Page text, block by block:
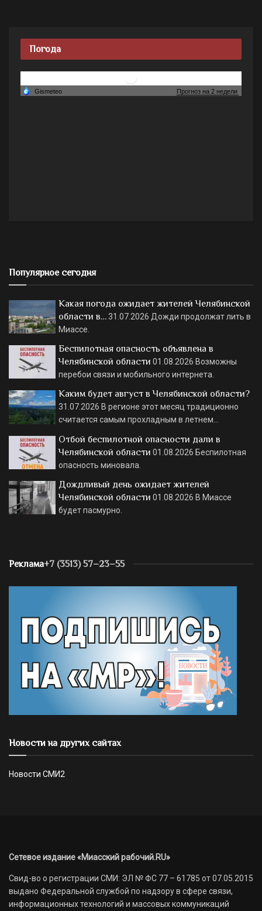
Погода
Популярное сегодня
Какая погода ожидает жителей Челябинской
области в…31.07.2026 Дожди продолжат лить в
Миассе.
Беспилотная опасность объявлена в
Челябинской области 01.08.2026 Возможны
перебои связи и мобильного интернета.
Каким будет август в Челябинской области?
31.07.2026 В регионе этот месяц традиционно
считается самым прохладным в летнем…
Отбой беспилотной опасности дали в
Челябинской области 01.08.2026 Беспилотная
опасность миновала.
Дождливый день ожидает жителей
Челябинской области 01.08.2026 В Миассе
будет пасмурно.
Реклама+7 (3513) 57–23–55
Новости на других сайтах
Новости СМИ2
Сетевое издание «Миасский рабочий.RU»
Свид-во о регистрации СМИ: ЭЛ № ФС 77 – 61785 от 07.05.2015
выдано Федеральной службой по надзору в сфере связи,
информационных технологий и массовых коммуникаций